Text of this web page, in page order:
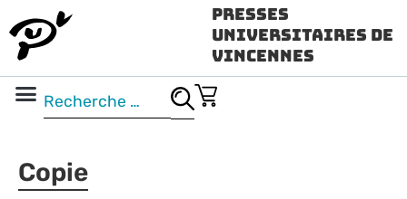
Presses
Universitaires de
Vincennes
Copie